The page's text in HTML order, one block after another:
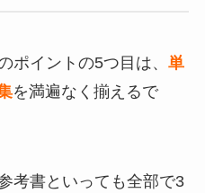
ポイントの5つ目は、 単
を満遍なく揃えるで
考書といっても全部で3